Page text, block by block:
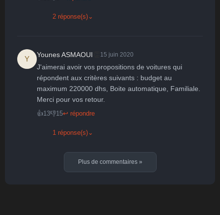
2 réponse(s) ⌄
Y
Younes ASMAOUI 15 juin 2020
J'aimerai avoir vos propositions de voitures qui
répondent aux critères suivants : budget au
maximum 220000 dhs, Boite automatique, Familiale.
Merci pour vos retour.
👍13👎15↩ répondre
1 réponse(s) ⌄
Plus de commentaires »